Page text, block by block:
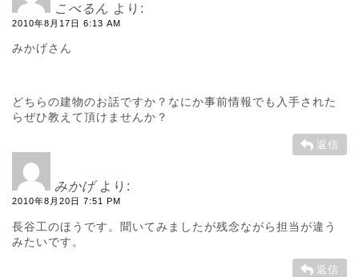
こべるん より:
2010年8月17日 6:13 AM
みかげさん
どちらの建物のお話ですか？なにか事前情報でも入手された
らぜひ教えて頂けませんか？
返信
みかげ より:
2010年8月20日 7:51 PM
長谷工のほうです。聞いてみましたが残念ながら担当が違う
みたいです。
返信